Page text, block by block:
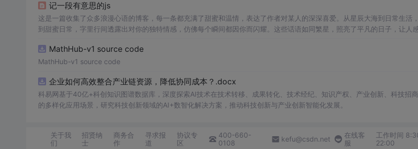
记一段有意思的js
这是一篇收集了众多浪漫心语的博客，每一条都充满了甜蜜和温情，表达了作者对某人的深深喜爱。从星辰大海到日常生活
到甜蜜日常，字里行间透露出对你的独特情感，仿佛每个瞬间都因你而闪耀。这些话语如同繁星，照亮了平凡的日子，让人
MathHub-v1 source code
MathHub-v1 source code
企业如何高效整合产业链资源，降低协同成本？.docx
科易网基于40亿+科创知识图谱数据库，深度探索AI技术在技术转移、成果转化、技术经纪、知识产权、产业创新、科技招
的多样化应用场景，研究科技创新领域的AI+数智化解决方案，推动科技创新与产业创新智能化发展。
关于我
们
招贤纳
士
商务合
作
寻求报
道
协议专
区
400-660-
0108
kefu@csdn.net
在线客
服
工作时间
22:00